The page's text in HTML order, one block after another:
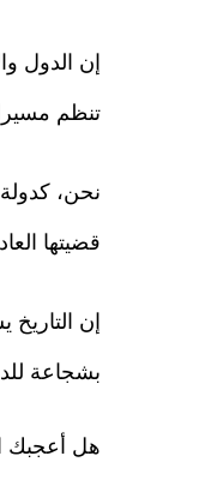
إن الدول
تنظم
نحن،
قضيتها
إن
بشجاعة
هل أعجبك